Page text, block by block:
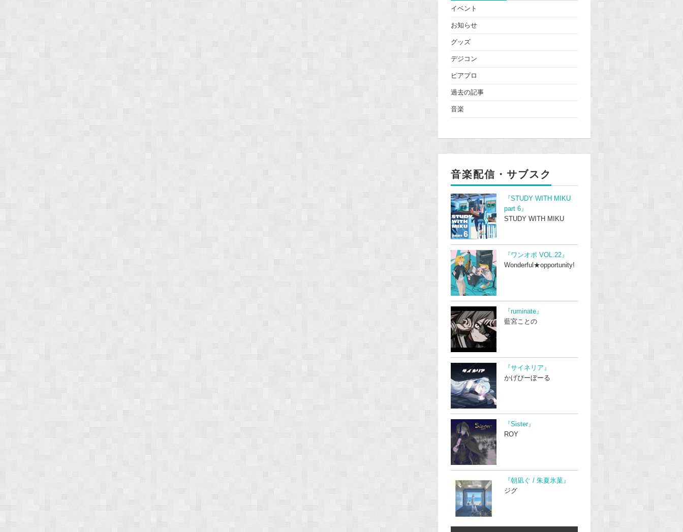
イベント
お知らせ
グッズ
デジコン
ピアプロ
過去の記事
音楽
音楽配信・サブスク
『STUDY WITH MIKU
part 6』
STUDY WITH MIKU
『ワンオポ VOL.22』
Wonderful★opportunity!
『ruminate』
藍宮ことの
『サイネリア』
かげぴーぼーる
『Sister』
ROY
『朝凪ぐ / 朱夏氷菓』
ジグ